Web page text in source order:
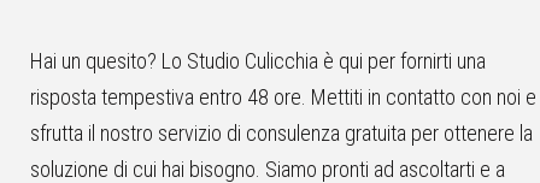
Hai un quesito? Lo Studio Culicchia è qui per fornirti una
risposta tempestiva entro 48 ore. Mettiti in contatto con noi e
sfrutta il nostro servizio di consulenza gratuita per ottenere la
soluzione di cui hai bisogno. Siamo pronti ad ascoltarti e a